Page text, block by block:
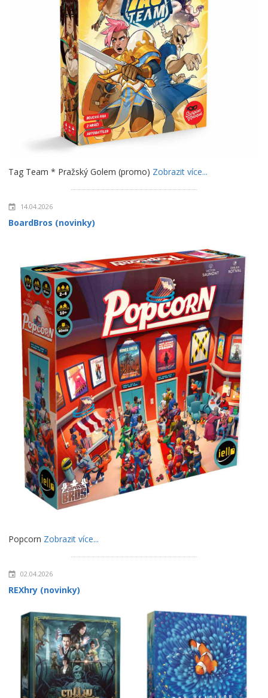
Tag Team * Pražský Golem (promo) Zobrazit více...
14.04.2026
BoardBros (novinky)
Popcorn Zobrazit více...
02.04.2026
REXhry (novinky)